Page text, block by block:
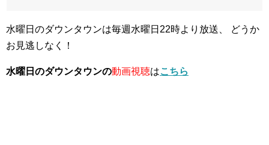
水曜日のダウンタウンは毎週水曜日22時より放送、 どうか
お見逃しなく！
水曜日のダウンタウンの動画視聴はこちら